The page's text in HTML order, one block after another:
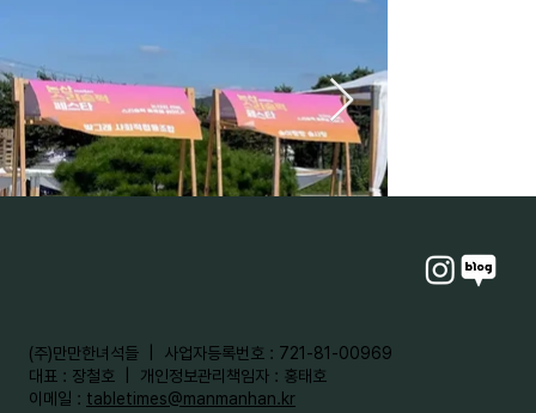
​(주)만만한녀석들 | 사업자등록번호 : 721-81-00969
대표 : 장철호 | 개인정보관리책임자 : 홍태호
이메일 : tabletimes@manmanhan.kr